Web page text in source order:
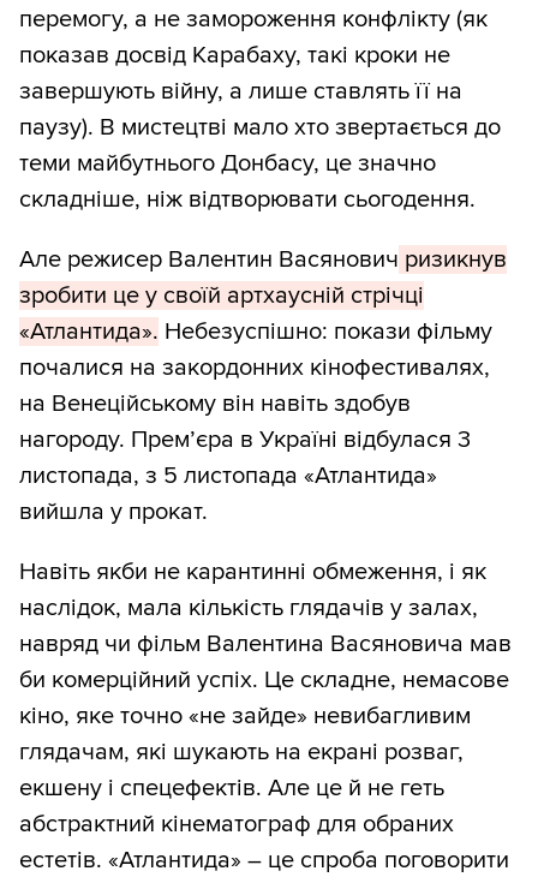
перемогу, а не замороження конфлікту (як
показав досвід Карабаху, такі кроки не
завершують війну, а лише ставлять її на
паузу). В мистецтві мало хто звертається до
теми майбутнього Донбасу, це значно
складніше, ніж відтворювати сьогодення.
Але режисер Валентин Васянович ризикнув
зробити це у своїй артхаусній стрічці
«Атлантида». Небезуспішно: покази фільму
почалися на закордонних кінофестивалях,
на Венеційському він навіть здобув
нагороду. Прем’єра в Україні відбулася 3
листопада, з 5 листопада «Атлантида»
вийшла у прокат.
Навіть якби не карантинні обмеження, і як
наслідок, мала кількість глядачів у залах,
навряд чи фільм Валентина Васяновича мав
би комерційний успіх. Це складне, немасове
кіно, яке точно «не зайде» невибагливим
глядачам, які шукають на екрані розваг,
екшену і спецефектів. Але це й не геть
абстрактний кінематограф для обраних
естетів. «Атлантида» – це спроба поговорити